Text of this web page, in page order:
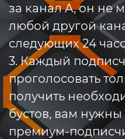
за канал A, он не
любой другой
следующих 24
3. Каждый
проголосовать
получить
бустов, вам
премиум-